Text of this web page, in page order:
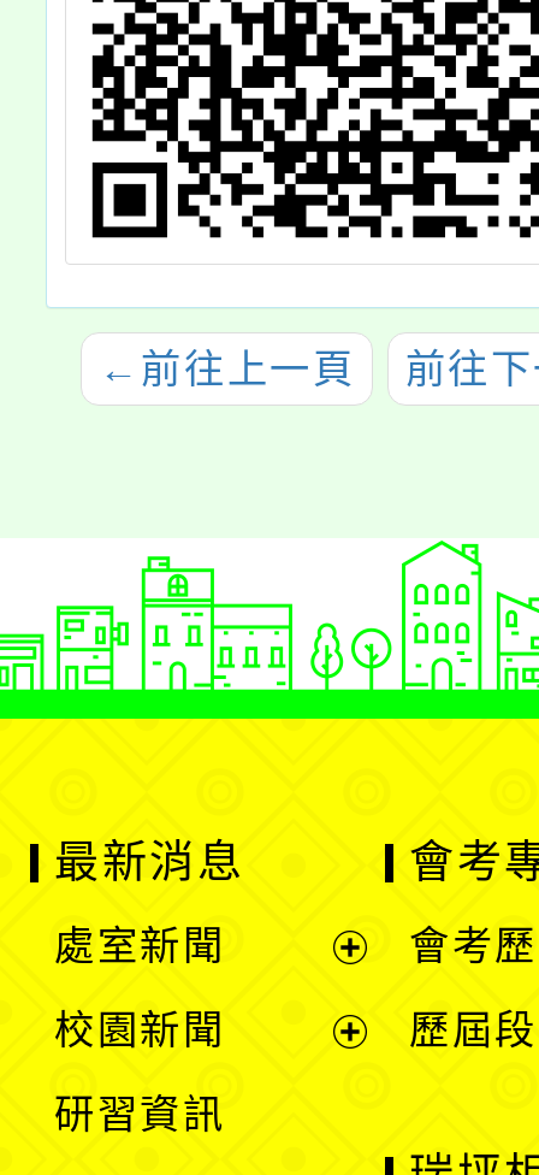
← 前往上一頁 前往
最新消息
處室新聞
校園新聞
研習資訊
會考
會考
歷屆